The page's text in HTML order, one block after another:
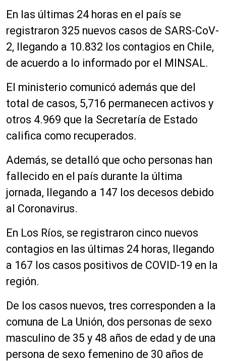
En las últimas 24 horas en el país se
registraron 325 nuevos casos de SARS-CoV-
2, llegando a 10.832 los contagios en Chile,
de acuerdo a lo informado por el MINSAL.
El ministerio comunicó además que del
total de casos, 5,716 permanecen activos y
otros 4.969 que la Secretaría de Estado
califica como recuperados.
Además, se detalló que ocho personas han
fallecido en el país durante la última
jornada, llegando a 147 los decesos debido
al Coronavirus.
En Los Ríos, se registraron cinco nuevos
contagios en las últimas 24 horas, llegando
a 167 los casos positivos de COVID-19 en la
región.
De los casos nuevos, tres corresponden a la
comuna de La Unión, dos personas de sexo
masculino de 35 y 48 años de edad y de una
persona de sexo femenino de 30 años de